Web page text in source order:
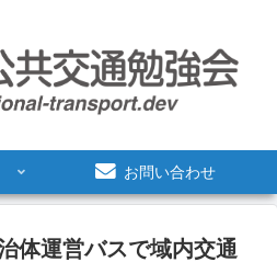
お問い合わせ
体運営バスで域内交通